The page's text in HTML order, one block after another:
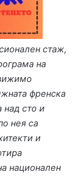
стаж,
на
френска
сто и
нея са
и
национален